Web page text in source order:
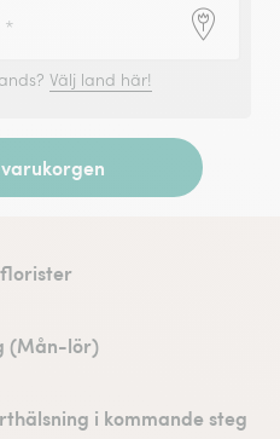
*
Välj land här!
(Mån-lör)
i kommande steg